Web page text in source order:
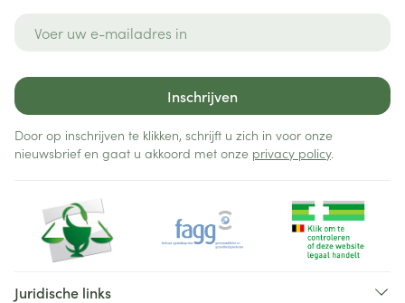
Inschrijven
Door op inschrijven te klikken, schrijft u zich in voor onze
nieuwsbrief en gaat u akkoord met onze privacy policy.
Juridische links